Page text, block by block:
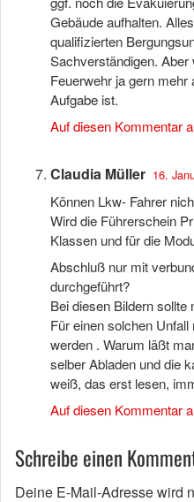
Gebäude aufhalten.
qualifizierten
Sachverständigen.
Feuerwehr ja gern
Aufgabe ist.
Auf diesen Kommentar
Claudia Müller 16.
Können Lkw- Fahrer
Wird die Führerschein
Klassen und für die
Abschluß nur mit
durchgeführt?
Bei diesen Bildern sollte
Für einen solchen
werden . Warum läßt
selber Abladen und die
weiß, das erst lesen,
Auf diesen Kommentar
Schreibe einen
Deine E-Mail-Adresse wird